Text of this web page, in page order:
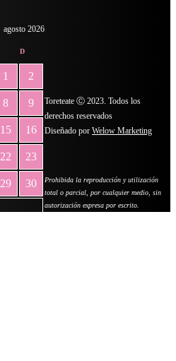
agosto 2026
D
1 2
8 9
15 16
22 23
29 30
Toreteate Ⓒ 2023. Todos los
derechos reservados
Diseñado por Welow Marketing
Prohibida la reproducción y utilización
total o parcial, por cualquier medio, sin
autorización expresa por escrito.